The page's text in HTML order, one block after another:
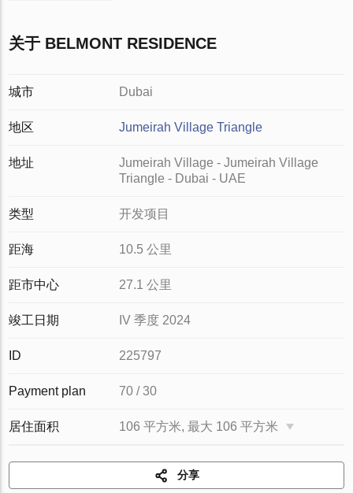
关于 BELMONT RESIDENCE
城市 Dubai
地区 Jumeirah Village Triangle
地址
Jumeirah Village - Jumeirah Village
Triangle - Dubai - UAE
类型 开发项目
距海 10.5 公里
距市中心 27.1 公里
竣工日期 IV 季度 2024
ID 225797
Payment plan 70 / 30
居住面积 106 平方米, 最大 106 平方米
分享